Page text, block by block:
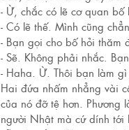
- Ừ, chắc có lẽ cơ quan
- Có lẽ thế. Mình cũng
- Bạn gọi cho bố hỏi thăm
- Sẽ. Không phải nhắc.
- Haha. Ừ. Thôi bạn làm
Hai đứa nhấm nhẳng vài
của nó đỡ tệ hơn. Phương
người Nhật mà cứ dính